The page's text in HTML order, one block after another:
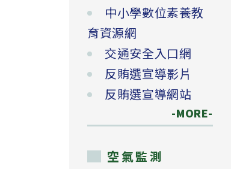
中小學數位素養教
育資源網
交通安全入口網
反賄選宣導影片
反賄選宣導網站
-MORE-
空氣監測